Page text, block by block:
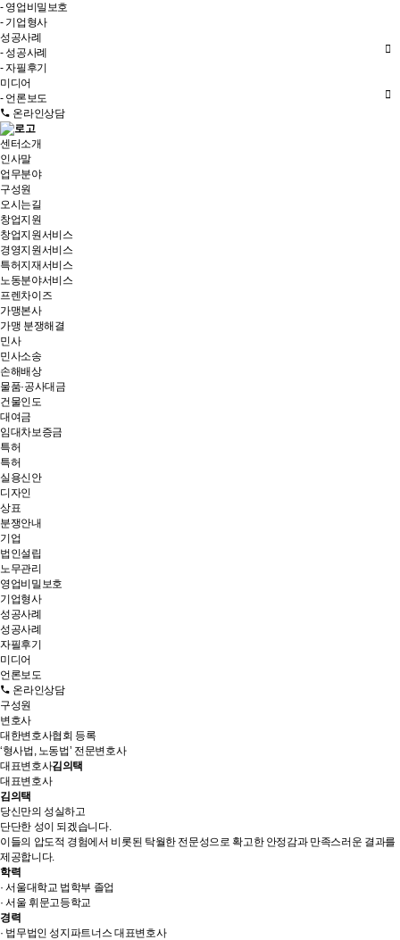
- 영업비밀보호
- 기업형사
성공사례
- 성공사례
- 자필후기
미디어
- 언론보도
온라인상담
센터소개
인사말
업무분야
구성원
오시는길
창업지원
창업지원서비스
경영지원서비스
특허지재서비스
노동분야서비스
프렌차이즈
가맹본사
가맹 분쟁해결
민사
민사소송
손해배상
물품·공사대금
건물인도
대여금
임대차보증금
특허
특허
실용신안
디자인
상표
분쟁안내
기업
법인설립
노무관리
영업비밀보호
기업형사
성공사례
성공사례
자필후기
미디어
언론보도
온라인상담
구성원
변호사
대한변호사협회 등록
‘형사법, 노동법’ 전문변호사
대표변호사김의택
대표변호사
김의택
당신만의 성실하고
단단한 성이 되겠습니다.
이들의 압도적 경험에서 비롯된 탁월한 전문성으로 확고한 안정감과 만족스러운 결과를
제공합니다.
학력
· 서울대학교 법학부 졸업
· 서울 휘문고등학교
경력
· 법무법인 성지파트너스 대표변호사